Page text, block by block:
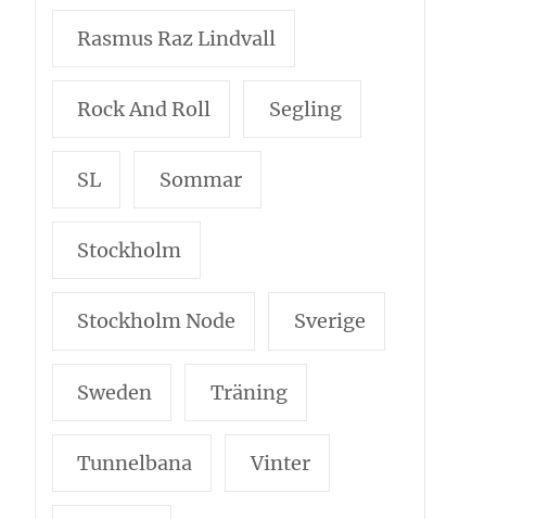
Rasmus Raz Lindvall
Rock And Roll Segling
SL Sommar
Stockholm
Stockholm Node Sverige
Sweden Träning
Tunnelbana Vinter